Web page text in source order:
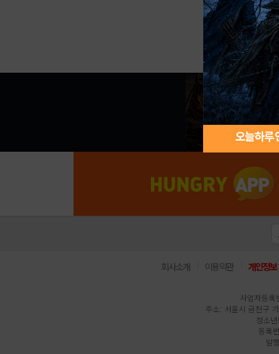
아이
오늘하루
회사소개 이용약관 개인정보
사업자등록
주소: 서울시 금천구
청소
등록
발